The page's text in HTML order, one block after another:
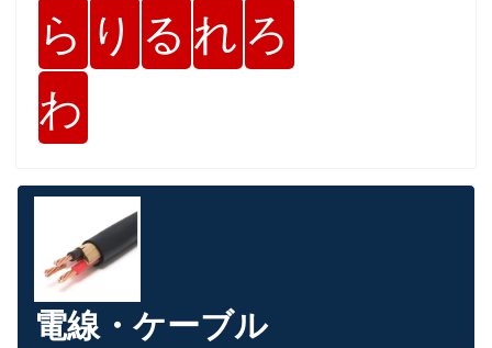
ら り る れ ろ
わ
電線・ケーブル